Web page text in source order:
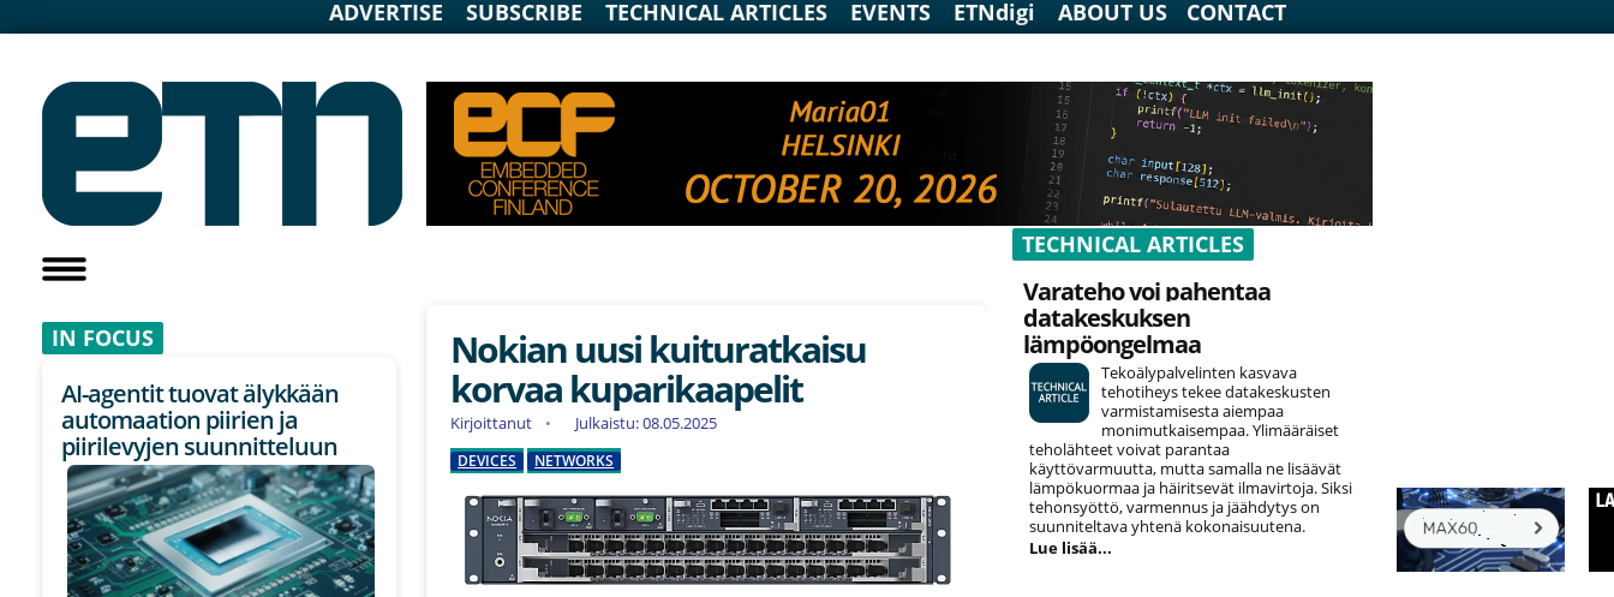
ADVERTISE SUBSCRIBE TECHNICAL ARTICLES EVENTS ETNdigi ABOUT US CONTACT
IN FOCUS
AI-agentit tuovat älykkään
automaation piirien ja
piirilevyjen suunnitteluun
Nokian uusi kuituratkaisu
korvaa kuparikaapelit
Kirjoittanut Julkaistu: 08.05.2025
DEVICES NETWORKS
TECHNICAL ARTICLES
Varateho voi pahentaa
datakeskuksen
lämpöongelmaa
Tekoälypalvelinten kasvava
tehotiheys tekee datakeskusten
varmistamisesta aiempaa
monimutkaisempaa. Ylimääräiset
teholähteet voivat parantaa
käyttövarmuutta, mutta samalla ne lisäävät
lämpökuormaa ja häiritsevät ilmavirtoja. Siksi
tehonsyöttö, varmennus ja jäähdytys on
suunniteltava yhtenä kokonaisuutena.
Lue lisää...